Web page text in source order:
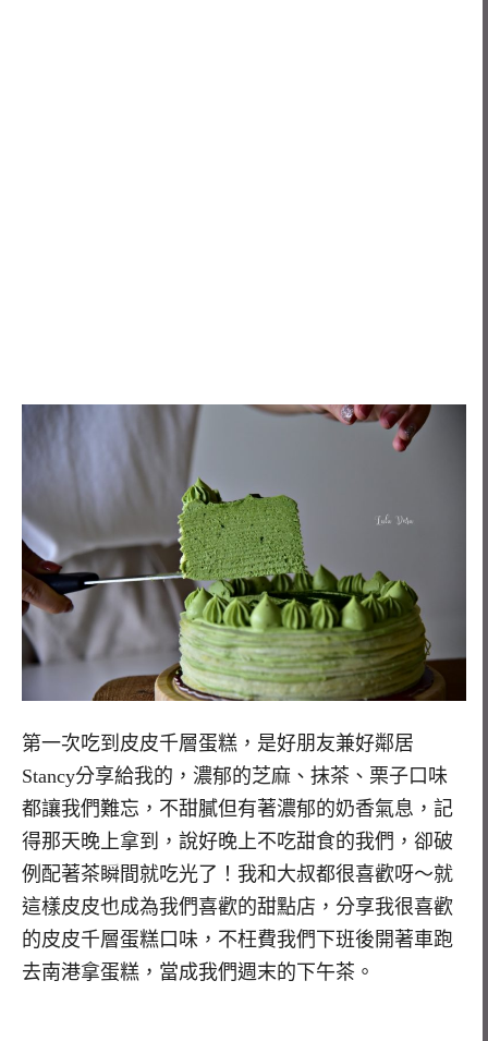
第一次吃到皮皮千層蛋糕，是好朋友兼好鄰居
Stancy分享給我的，濃郁的芝麻、抹茶、栗子口味
都讓我們難忘，不甜膩但有著濃郁的奶香氣息，記
得那天晚上拿到，說好晚上不吃甜食的我們，卻破
例配著茶瞬間就吃光了！我和大叔都很喜歡呀～就
這樣皮皮也成為我們喜歡的甜點店，分享我很喜歡
的皮皮千層蛋糕口味，不枉費我們下班後開著車跑
去南港拿蛋糕，當成我們週末的下午茶。